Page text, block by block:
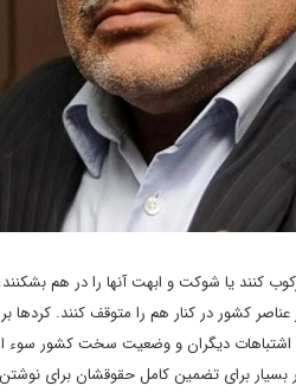
کنند یا شوکت و ابهت آنها را در هم
کشور در کنار هم را متوقف کنند.
از اشتباهات دیگران و وضعیت سخت کشور سوء
برای تضمین کامل حقوقشان برای